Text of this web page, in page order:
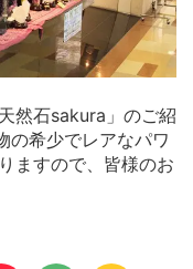
然石sakura」のご紹
の希少でレアなパワ
ますので、皆様のお